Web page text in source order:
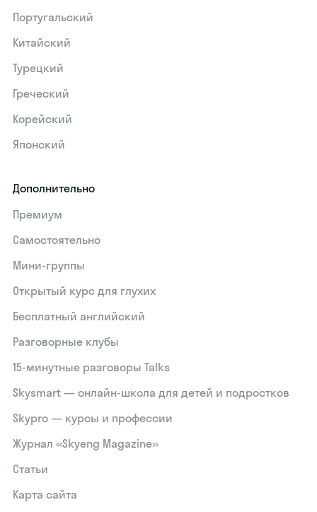
Португальский
Китайский
Турецкий
Греческий
Корейский
Японский
Дополнительно
Премиум
Самостоятельно
Мини-группы
Открытый курс для глухих
Бесплатный английский
Разговорные клубы
15‑минутные разговоры Talks
Skysmart — онлайн-школа для детей и подростков
Skypro — курсы и профессии
Журнал «Skyeng Magazine»
Статьи
Карта сайта